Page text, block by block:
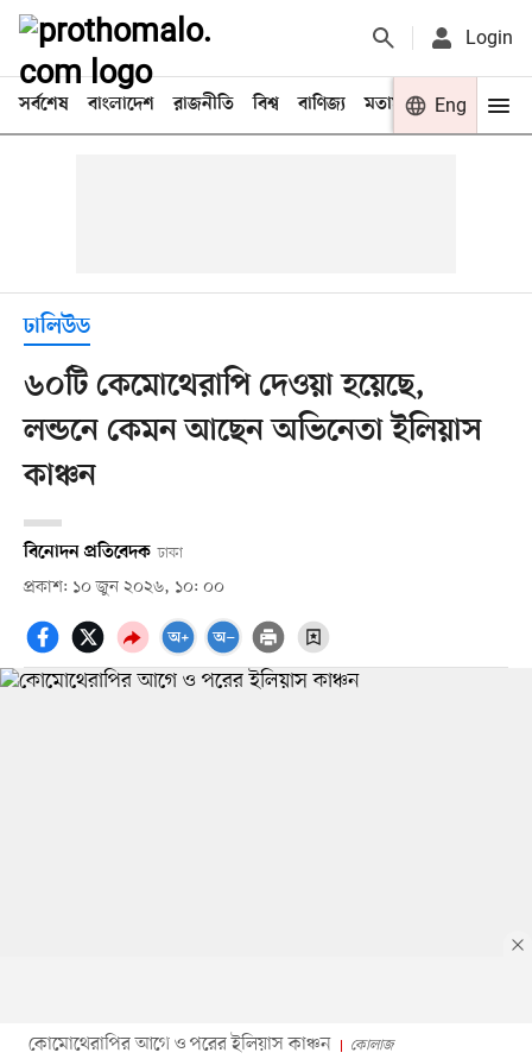
Login
সর্বশেষ বাংলাদেশ রাজনীতি বিশ্ব বাণিজ্য মতামত খেলা
Eng
ঢালিউড
৬০টি কেমোথেরাপি দেওয়া হয়েছে,
লন্ডনে কেমন আছেন অভিনেতা ইলিয়াস
কাঞ্চন
বিনোদন প্রতিবেদক ঢাকা
প্রকাশ: ১০ জুন ২০২৬, ১০: ০০
কোমোথেরাপির আগে ও পরের ইলিয়াস কাঞ্চন কোলাজ